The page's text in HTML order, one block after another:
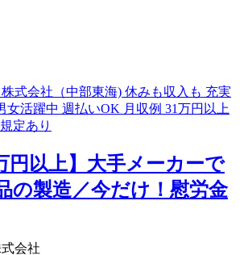
円以上】大手メーカーで
の製造／今だけ！慰労金
会社